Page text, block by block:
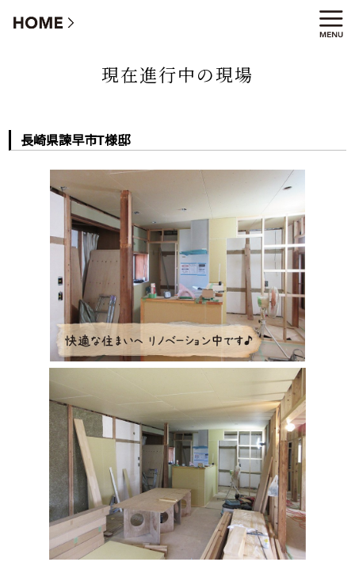
長崎県諫早市T様邸
現在進行中の現場
長崎県諫早市T様邸